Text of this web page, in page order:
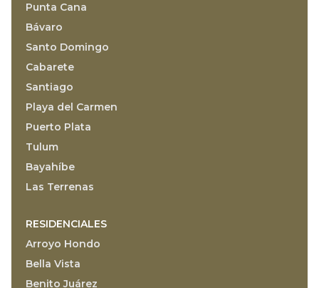
Punta Cana
Bávaro
Santo Domingo
Cabarete
Santiago
Playa del Carmen
Puerto Plata
Tulum
Bayahíbe
Las Terrenas
RESIDENCIALES
Arroyo Hondo
Bella Vista
Benito Juárez